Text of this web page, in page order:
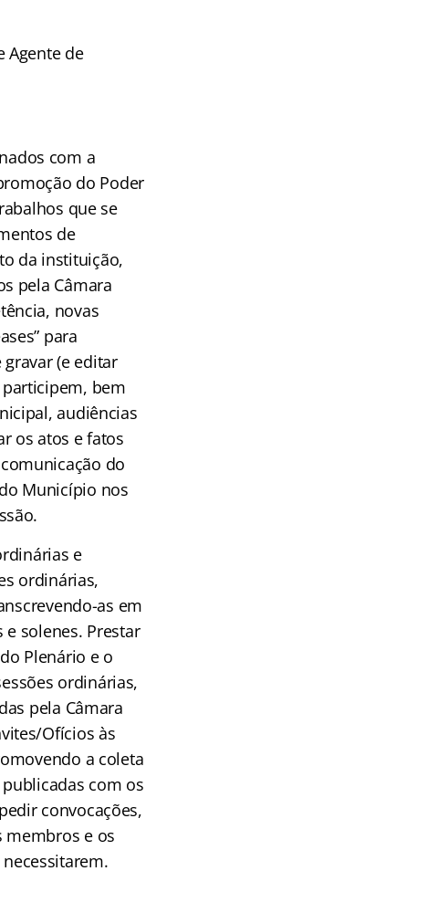
Agente de
com a
do Poder
que se
de
da instituição,
pela Câmara
novas
para
(e editar
bem
audiências
os atos e fatos
do
Município nos
e
ordinárias,
as em
solenes. Prestar
Plenário e o
ordinárias,
pela Câmara
Ofícios às
a coleta
com os
convocações,
membros e os